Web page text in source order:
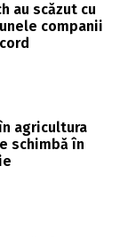
au scăzut cu
companii
agricultura
schimbă în